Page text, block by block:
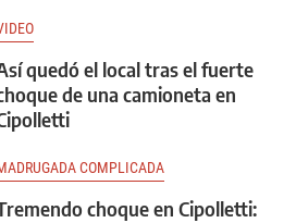
quedó el local tras el fuerte
de una camioneta en
COMPLICADA
choque en Cipolletti: